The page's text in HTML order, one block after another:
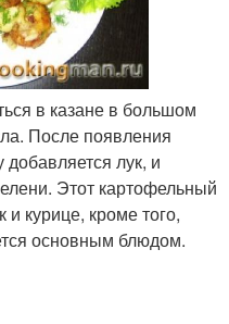
в казане в большом
После появления
добавляется лук, и
Этот картофельный
и курице, кроме того,
основным блюдом.